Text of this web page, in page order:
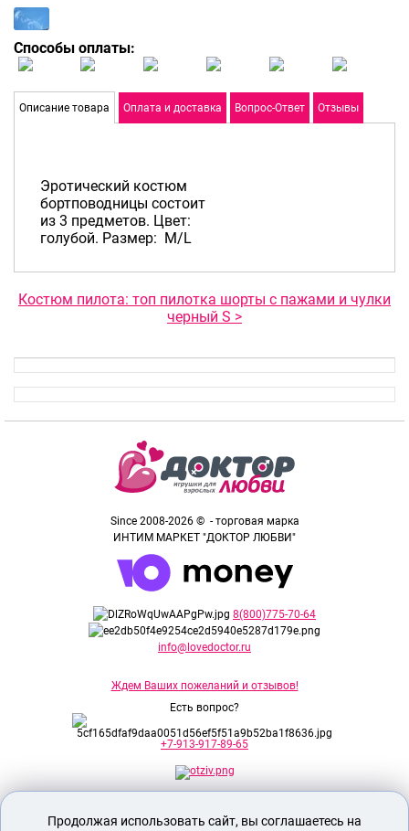
Способы оплаты:
Описание товара Оплата и доставка Вопрос-Ответ Отзывы
Эротический костюм
бортповодницы состоит
из 3 предметов. Цвет:
голубой. Размер: M/L
Костюм пилота: топ пилотка шорты с пажами и чулки
черный S >
Since 2008-2026 © - торговая марка
ИНТИМ МАРКЕТ "ДОКТОР ЛЮБВИ"
8(800)775-70-64
info@lovedoctor.ru
Ждем Ваших пожеланий и отзывов!
Есть вопрос?
+7-913-917-89-65
Секс шоп Доктор Любви
исключительно для лиц старше 18 лет!
Продолжая использовать сайт, вы соглашаетесь на